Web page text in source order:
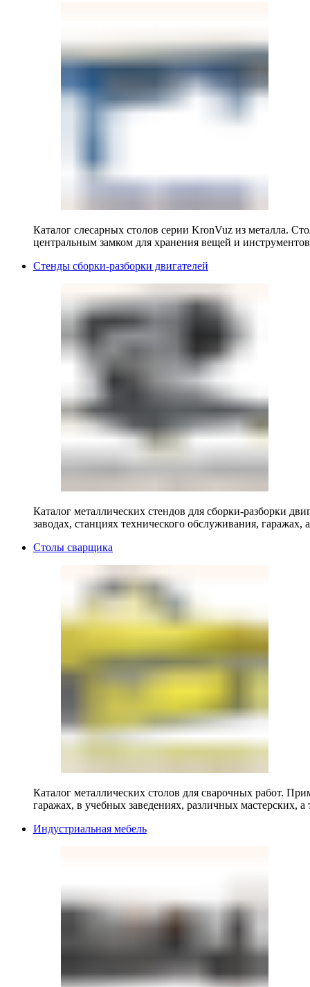
Каталог слесарных столов серии KronVuz из металла.
центральным замком для хранения вещей и
Стенды сборки-разборки двигателей
Каталог металлических стендов для сборки-разборки
заводах, станциях технического обслуживания, гаражах,
Столы сварщика
Каталог металлических столов для сварочных работ.
гаражах, в учебных заведениях, различных мастерских, а
Индустриальная мебель